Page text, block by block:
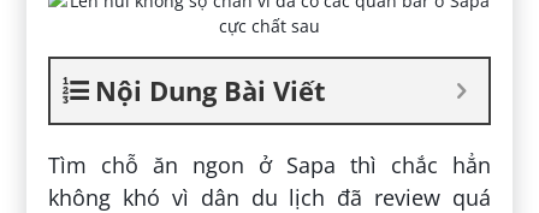
Nội Dung Bài Viết
Tìm chỗ ăn ngon ở Sapa thì chắc hẳn
không khó vì dân du lịch đã review quá